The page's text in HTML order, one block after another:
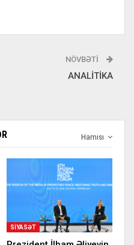
NÖVBƏTI
ANALİTİKA
Hamısı
SIYASƏT